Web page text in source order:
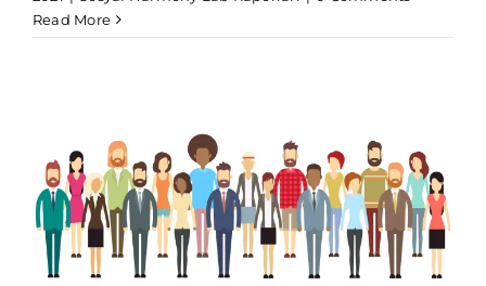
Read More